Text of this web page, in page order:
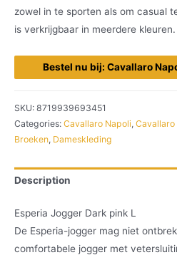
zowel in te sporten als om casual
is verkrijgbaar in meerdere kleuren.
Bestel nu bij: Cavallaro
SKU: 8719939693451
Categories: Cavallaro Napoli, Cavallaro
Broeken, Dameskleding
Description
Esperia Jogger Dark pink L
De Esperia-jogger mag niet
comfortabele jogger met